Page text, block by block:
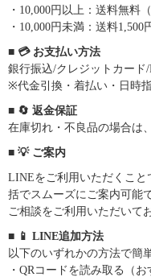
・10,000円以上：送料無料
・10,000円未満：送料1,500
■ 💳 お支払い方法
銀行振込/クレジットカード/
※代金引換・着払い・日時
■ 🔄 返金保証
在庫切れ・不良品の場合は
■ 💡 ご案内
LINEをご利用いただくこ
括でスムーズにご案内可能
ご相談をご利用いただいて
■ 📱 LINE追加方法
以下のいずれかの方法で簡
・QRコードを読み取る（お